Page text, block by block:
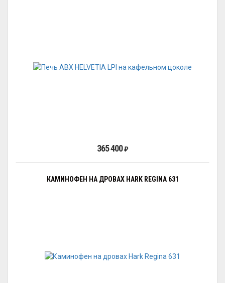
365 400₽
КАМИНОФЕН НА ДРОВАХ HARK REGINA 631